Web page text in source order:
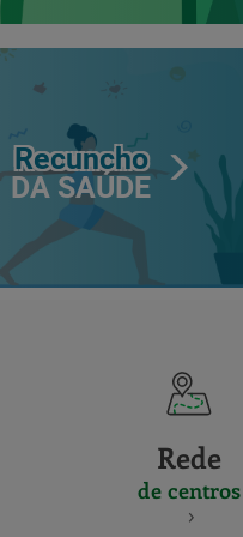
Recuncho
DA SAÚDE
Rede
de centros